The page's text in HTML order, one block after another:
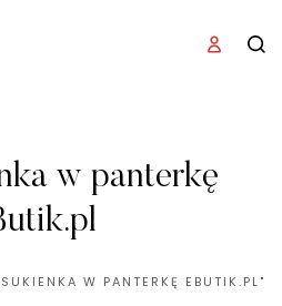
w panterkę
W PANTERKĘ EBUTIK.PL"